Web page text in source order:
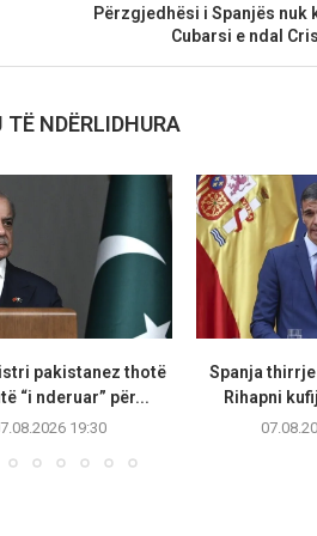
Përzgjedhësi i Spanjës nuk
Cubarsi e ndal
NDËRLIDHURA
pakistanez thotë
“i nderuar” për...
19:30
Spanja
Rihapni